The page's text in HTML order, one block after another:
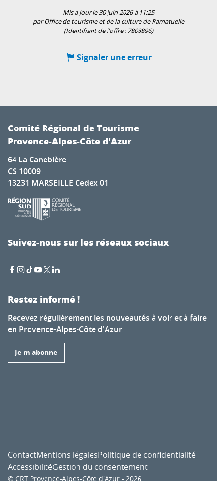
Mis à jour le 30 juin 2026 à 11:25
par Office de tourisme et de la culture de Ramatuelle
(Identifiant de l'offre : 7808896)
Signaler une erreur
Comité Régional de Tourisme
Provence-Alpes-Côte d'Azur
64 La Canebière
CS 10009
13231 MARSEILLE Cedex 01
Suivez-nous sur les réseaux sociaux
Restez informé !
Recevez régulièrement les nouveautés à voir et à faire
en Provence-Alpes-Côte d'Azur
Je m'abonne
© CRT Provence-Alpes-Côte d'Azur - 2026
ContactMentions légalesPolitique de confidentialité
AccessibilitéGestion du consentement